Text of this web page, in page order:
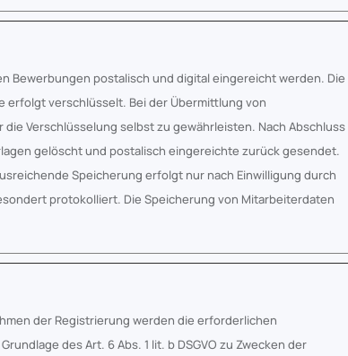
Bewerbungen postalisch und digital eingereicht werden. Die
erfolgt verschlüsselt. Bei der Übermittlung von
Verschlüsselung selbst zu gewährleisten. Nach Abschluss
gelöscht und postalisch eingereichte zurück gesendet.
Speicherung erfolgt nur nach Einwilligung durch
protokolliert. Die Speicherung von Mitarbeiterdaten
der Registrierung werden die erforderlichen
des Art. 6 Abs. 1 lit. b DSGVO zu Zwecken der